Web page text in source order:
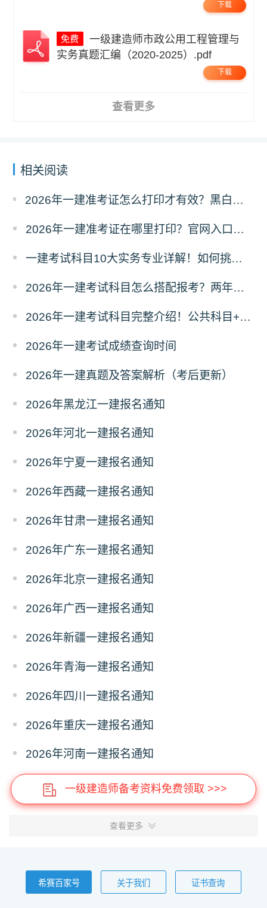
下载
一级建造师市政公用工程管理与
实务真题汇编（2020-2025）.pdf
下载
查看更多
相关阅读
2026年一建准考证怎么打印才有效？黑白彩打有区别吗？
2026年一建准考证在哪里打印？官网入口是什么？
一建考试科目10大实务专业详解！如何挑选？
2026年一建考试科目怎么搭配报考？两年滚动
2026年一建考试科目完整介绍！公共科目+专业科目
2026年一建考试成绩查询时间
2026年一建真题及答案解析（考后更新）
2026年黑龙江一建报名通知
2026年河北一建报名通知
2026年宁夏一建报名通知
2026年西藏一建报名通知
2026年甘肃一建报名通知
2026年广东一建报名通知
2026年北京一建报名通知
2026年广西一建报名通知
2026年新疆一建报名通知
2026年青海一建报名通知
2026年四川一建报名通知
2026年重庆一建报名通知
2026年河南一建报名通知
一级建造师备考资料免费领取 >>>
查看更多
希赛百家号 关于我们 证书查询